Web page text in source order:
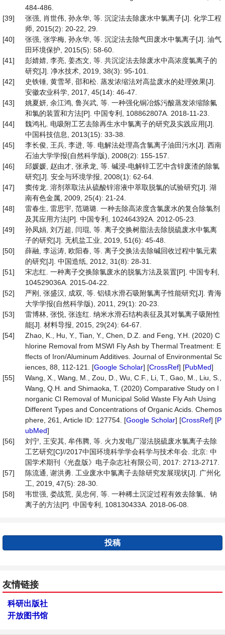
484-486.
[39]
张强, 肖世伟, 孙永华, 等. 沉淀法去除废水中氯离子[J]. 化学工程
师, 2015(2): 20-22, 29.
[40]
张强, 张学梅, 孙永华, 等. 沉淀法去除气田废水中氯离子[J]. 油气
田环境保护, 2015(5): 58-60.
[41]
彭婧婧, 李亮, 姜杰文, 等. 共沉淀法去除废水中高浓度氯离子的
研究[J]. 净水技术, 2019, 38(3): 95-101.
[42]
史铁锤, 黄雪琴, 邵和松. 蒸发浓缩法对高盐废水的处理效果[J].
安徽农业科学, 2017, 45(14): 46-47.
[43]
姚夏妍, 余江鸿, 鲁兴武, 等. 一种强化铜冶炼污酸蒸发浓缩除氟
和氯的装置和方法[P]. 中国专利, 108862807A. 2018-11-23.
[44]
魏鸿礼. 电吸附工艺去除再生水中氯离子的研究及实践应用[J].
中国科技信息, 2013(15): 33-38.
[45]
李长俊, 王兵, 李进, 等. 电解法处理高含氯离子油田污水[J]. 西南
石油大学学报(自然科学版), 2008(2): 155-157.
[46]
邱媛媛, 赵由才, 张承龙, 等. 碱浸-电解锌工艺中含锌废渣的除氯
研究[J]. 安全与环境学报, 2008(1): 62-64.
[47]
窦传龙. 溶剂萃取法从硫酸锌溶液中萃取脱氯的试验研究[J]. 湖
南有色金属, 2009, 25(4): 21-24.
[48]
雷春生, 雷思宇, 范璐璐. 一种去除高浓度含氯废水的复合除氯剂
及其应用方法[P]. 中国专利, 102464392A. 2012-05-23.
[49]
孙凤娟, 刘万超, 闫琨, 等. 离子交换树脂法去除脱硫废水中氯离
子的研究[J]. 无机盐工业, 2019, 51(6): 45-48.
[50]
薛融, 李运涛, 欧阳春, 等. 离子交换法去除碱回收过程中氯元素
的研究[J]. 中国造纸, 2012, 31(8): 28-31.
[51]
宋志红. 一种离子交换除氯废水的脱氯方法及装置[P]. 中国专利,
104529036A. 2015-04-22.
[52]
严刚, 张盛汉, 成双, 等. 铝镁水滑石吸附氯离子性能研究[J]. 青海
大学学报(自然科学版), 2011, 29(1): 20-23.
[53]
雷博林, 张悦, 张连红. 纳米水滑石结构表征及其对氯离子吸附性
能[J]. 材料导报, 2015, 29(24): 64-67.
[54]
Zhao, K., Hu, Y., Tian, Y., Chen, D.Z. and Feng, Y.H. (2020) C
hlorine Removal from MSWI Fly Ash by Thermal Treatment: E
ffects of Iron/Aluminum Additives. Journal of Environmental Sc
iences, 88, 112-121. [Google Scholar] [CrossRef] [PubMed]
[55]
Wang, X., Wang, M., Zou, D., Wu, C.F., Li, T., Gao, M., Liu, S.,
Wang, Q.H. and Shimaoka, T. (2020) Comparative Study on I
norganic Cl Removal of Municipal Solid Waste Fly Ash Using
Different Types and Concentrations of Organic Acids. Chemos
phere, 261, Article ID: 127754. [Google Scholar] [CrossRef] [P
ubMed]
[56]
刘宁, 王安其, 牟伟腾, 等. 火力发电厂湿法脱硫废水氯离子去除
工艺研究[C]//2017中国环境科学学会科学与技术年会. 北京: 中
国学术期刊《光盘版》电子杂志社有限公司, 2017: 2713-2717.
[57]
陈流通, 谢洪勇. 工业废水中氯离子去除研究发展现状[J]. 广州化
工, 2019, 47(5): 28-30.
[58]
韦世强, 娄战荒, 吴忠何, 等. 一种稀土沉淀过程有效去除氯、钠
离子的方法[P]. 中国专利, 108130433A. 2018-06-08.
投稿
友情链接
科研出版社
开放图书馆